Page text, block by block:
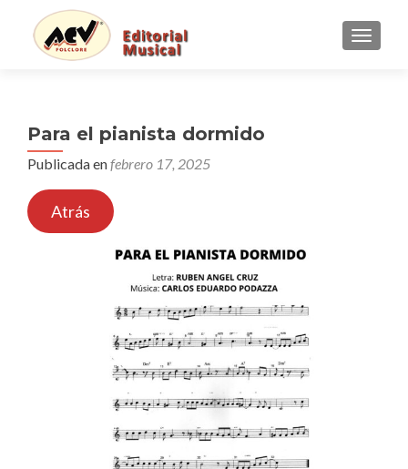
Para el pianista dormido
Publicada enfebrero 17, 2025
Atrás